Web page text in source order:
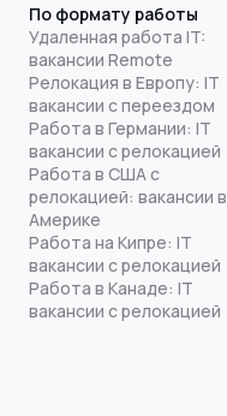
По формату работы
Удаленная работа IT:
вакансии Remote
Релокация в Европу: IT
вакансии с переездом
Работа в Германии: IT
вакансии с релокацией
Работа в США с
релокацией: вакансии в
Америке
Работа на Кипре: IT
вакансии с релокацией
Работа в Канаде: IT
вакансии с релокацией